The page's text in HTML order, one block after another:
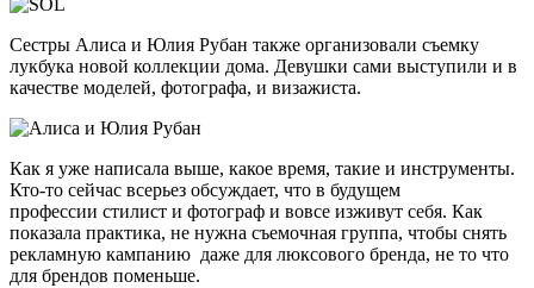
Сестры Алиса и Юлия Рубан также организовали съемку
лукбука новой коллекции дома. Девушки сами выступили и в
качестве моделей, фотографа, и визажиста.
Как я уже написала выше, какое время, такие и инструменты.
Кто-то сейчас всерьез обсуждает, что в будущем
профессии стилист и фотограф и вовсе изживут себя. Как
показала практика, не нужна съемочная группа, чтобы снять
рекламную кампанию даже для люксового бренда, не то что
для брендов поменьше.